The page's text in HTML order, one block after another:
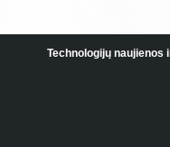
Technologijų naujienos